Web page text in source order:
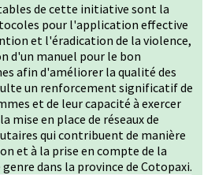
de cette initiative sont la
pour l'application effective
et l'éradication de la violence,
d'un manuel pour le bon
afin d'améliorer la qualité des
un renforcement significatif de
et de leur capacité à exercer
mise en place de réseaux de
qui contribuent de manière
et à la prise en compte de la
dans la province de Cotopaxi.